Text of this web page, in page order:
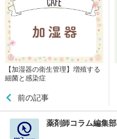
【加湿器の衛生管理】増殖する
細菌と感染症
前の記事
薬剤師コラム編集部